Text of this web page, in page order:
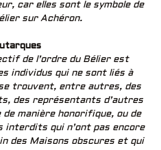
car elles sont le symbole de
sur Achéron.
de l’ordre du Bélier est
individus qui ne sont liés à
trouvent, entre autres, des
des représentants d’autres
manière honorifique, ou de
interdits qui n’ont pas encore
des Maisons obscures et qui